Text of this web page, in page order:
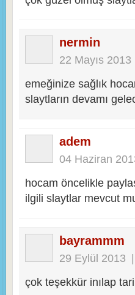
nermin
22 Mayıs 2013
emeğinize sağlık
slaytların devamı
adem
04 Haziran
hocam öncelikle
ilgili slaytlar mevcut
bayrammm
29 Eylül 2013 |
çok teşekkür inılap